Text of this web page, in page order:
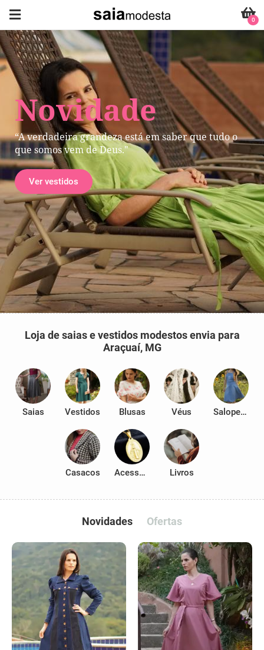
Novidade
“A verdadeira grandeza está em saber que tudo o
que somos vem de Deus."
Ver vestidos
0
Loja de saias e vestidos modestos envia para
Araçuaí, MG
Saias Vestidos Blusas Véus Salopetes
Casacos Acessórios Livros
Novidades Ofertas